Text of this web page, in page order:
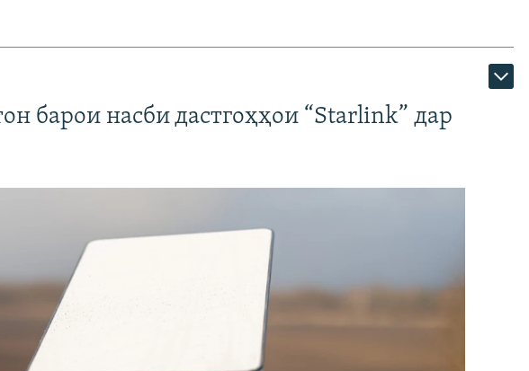
барои насби дастгоҳҳои “Starlink” дар